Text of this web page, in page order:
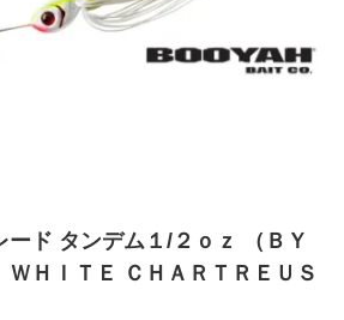
ード タンデム１/２ｏｚ （ＢＹ
ＷＨＩＴＥ ＣＨＡＲＴＲＥＵＳ